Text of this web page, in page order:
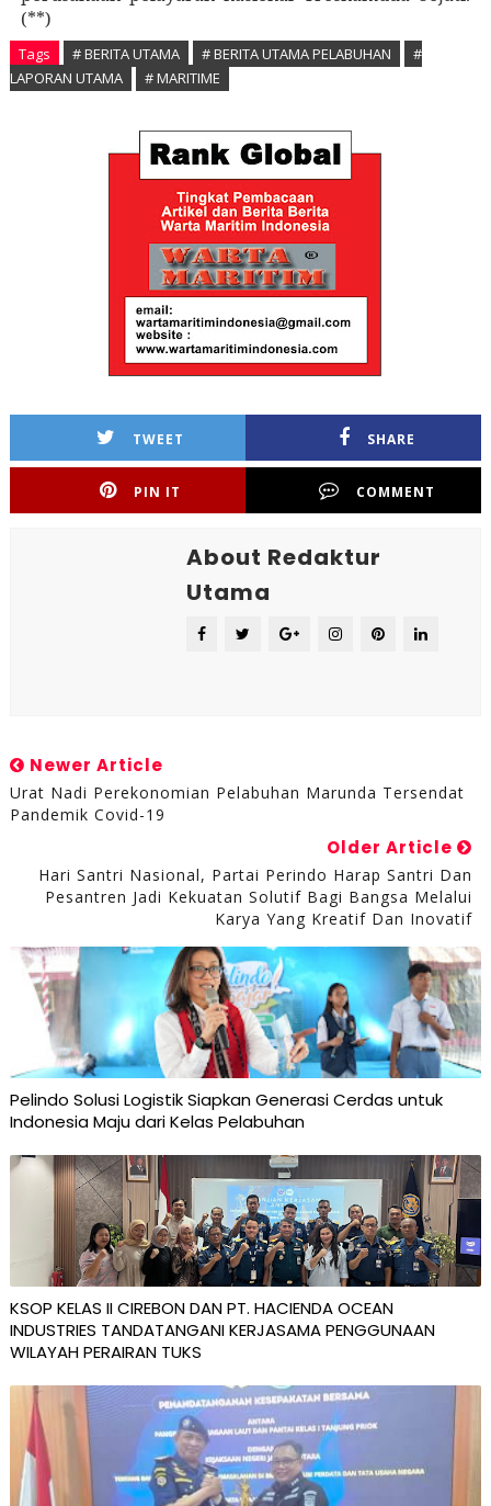
(**)
Tags # BERITA UTAMA # BERITA UTAMA PELABUHAN
#
LAPORAN UTAMA
# MARITIME
TWEET SHARE
PIN IT COMMENT
About Redaktur
Utama
Newer Article
Urat Nadi Perekonomian Pelabuhan Marunda Tersendat
Pandemik Covid-19
Older Article
Hari Santri Nasional, Partai Perindo Harap Santri Dan
Pesantren Jadi Kekuatan Solutif Bagi Bangsa Melalui
Karya Yang Kreatif Dan Inovatif
Pelindo Solusi Logistik Siapkan Generasi Cerdas untuk
Indonesia Maju dari Kelas Pelabuhan
KSOP KELAS II CIREBON DAN PT. HACIENDA OCEAN
INDUSTRIES TANDATANGANI KERJASAMA PENGGUNAAN
WILAYAH PERAIRAN TUKS